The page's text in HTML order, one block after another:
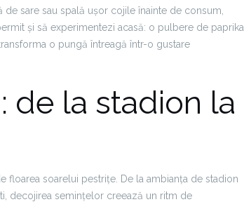
sare sau spală ușor cojile înainte de consum,
și să experimentezi acasă: o pulbere de paprika
o pungă întreagă într-o gustare
de la stadion la
floarea soarelui pestrițe. De la ambianța de stadion
decojirea semințelor creează un ritm de